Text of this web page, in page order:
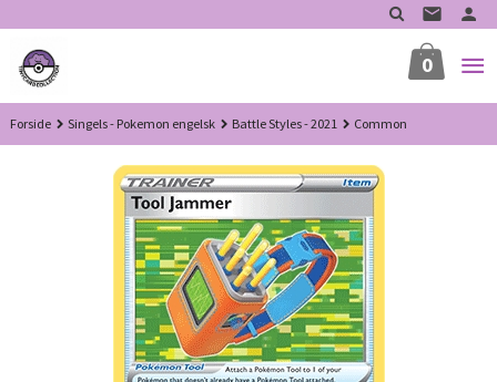
til
innholdet
0
Forside Singels - Pokemon engelsk Battle Styles - 2021 Common